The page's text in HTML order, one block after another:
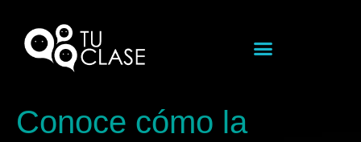
Conoce cómo la